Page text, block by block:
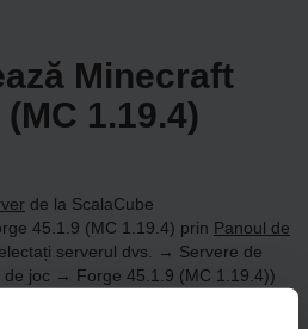
Minecraft
1.19.4)
de la ScalaCube
45.1.9 (MC 1.19.4) prin Panoul de
serverul dvs. → Servere de
joc → Forge 45.1.9 (MC 1.19.4))